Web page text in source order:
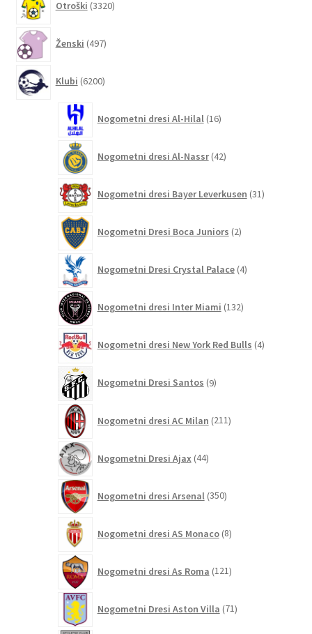
Otroški 3320izdelkov
Ženski 497izdelkov
Klubi 6200izdelkov
Nogometni dresi Al-Hilal 16izdelkov
Nogometni dresi Al-Nassr 42izdelkov
Nogometni dresi Bayer Leverkusen 31izdelkov
Nogometni Dresi Boca Juniors 2izdelka
Nogometni Dresi Crystal Palace 4izdelki
Nogometni dresi Inter Miami 132izdelkov
Nogometni dresi New York Red Bulls 4izdelki
Nogometni Dresi Santos 9izdelkov
Nogometni dresi AC Milan 211izdelkov
Nogometni Dresi Ajax 44izdelkov
Nogometni dresi Arsenal 350izdelkov
Nogometni dresi AS Monaco 8izdelkov
Nogometni dresi As Roma 121izdelkov
Nogometni Dresi Aston Villa 71izdelkov